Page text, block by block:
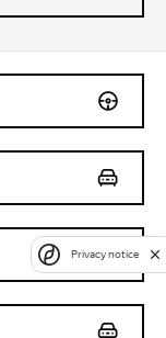
Privacy notice